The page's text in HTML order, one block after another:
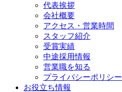
代表挨拶
会社概要
アクセス・営業時間
スタッフ紹介
受賞実績
中途採用情報
営業職を知る
プライバシーポリシー
お役立ち情報